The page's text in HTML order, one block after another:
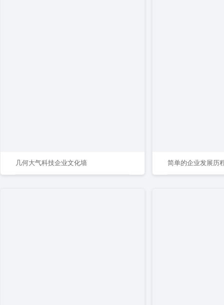
几何大气科技企业文化墙 简单的企业发展历